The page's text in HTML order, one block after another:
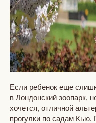
Если ребенок еще
в Лондонский зоопарк,
хочется, отличной
прогулки по садам Кью.